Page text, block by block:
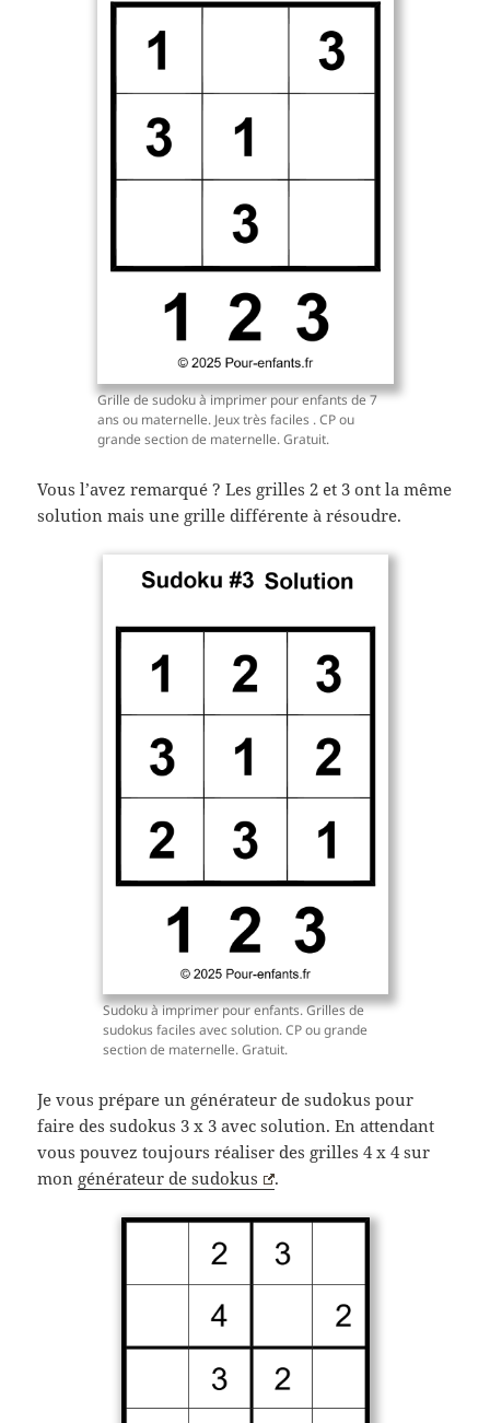
Grille de sudoku à imprimer pour enfants de 7
ans ou maternelle. Jeux très faciles . CP ou
grande section de maternelle. Gratuit.
Vous l’avez remarqué ? Les grilles 2 et 3 ont la même
solution mais une grille différente à résoudre.
Sudoku à imprimer pour enfants. Grilles de
sudokus faciles avec solution. CP ou grande
section de maternelle. Gratuit.
Je vous prépare un générateur de sudokus pour
faire des sudokus 3 x 3 avec solution. En attendant
vous pouvez toujours réaliser des grilles 4 x 4 sur
mon générateur de sudokus .